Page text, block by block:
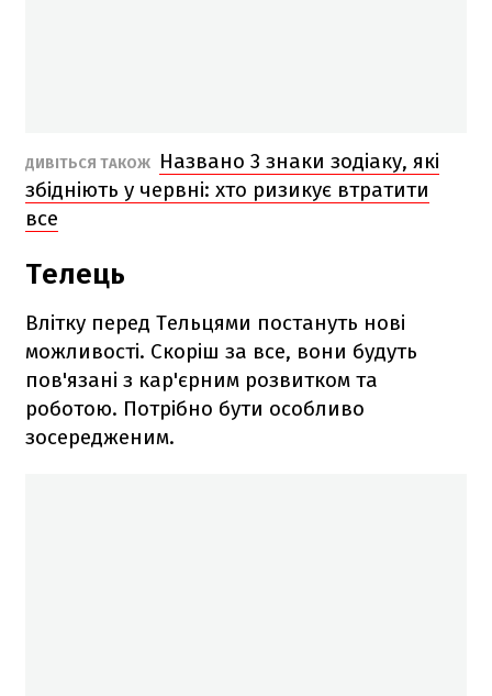
ДИВІТЬСЯ ТАКОЖ
Названо 3 знаки зодіаку, які
збідніють у червні: хто ризикує втратити
все
Телець
Влітку перед Тельцями постануть нові
можливості. Скоріш за все, вони будуть
пов'язані з кар'єрним розвитком та
роботою. Потрібно бути особливо
зосередженим.